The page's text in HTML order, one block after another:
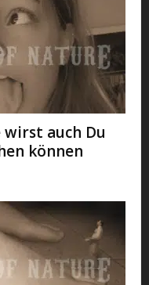
auch Du
können